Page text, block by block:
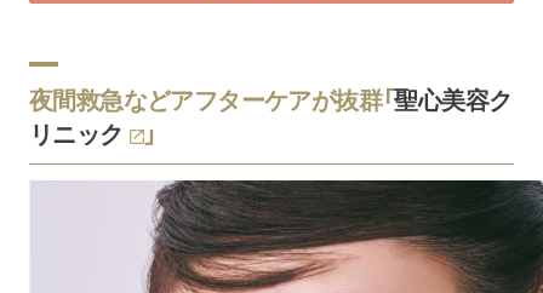
夜間救急などアフターケアが抜群「聖心美容ク
リニック
」